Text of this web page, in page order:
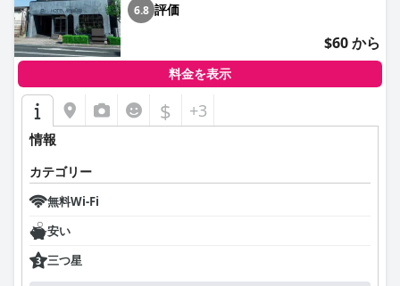
6.8 評価
$60 から
料金を表示
$ +3
情報
カテゴリー
無料Wi-Fi
安い
三つ星